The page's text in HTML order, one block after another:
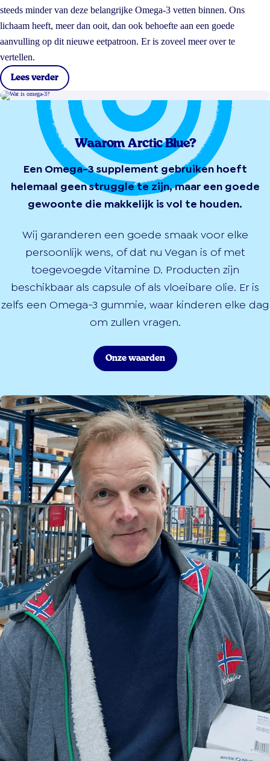
steeds minder van deze belangrijke Omega-3 vetten binnen. Ons
lichaam heeft, meer dan ooit, dan ook behoefte aan een goede
aanvulling op dit nieuwe eetpatroon. Er is zoveel meer over te
vertellen.
Lees verder
Waarom Arctic Blue?
Een Omega-3 supplement gebruiken hoeft
helemaal geen struggle te zijn, maar een goede
gewoonte die makkelijk is vol te houden.
Wij garanderen een goede smaak voor elke
persoonlijk wens, of dat nu Vegan is of met
toegevoegde Vitamine D. Producten zijn
beschikbaar als capsule of als vloeibare olie. Er is
zelfs een Omega-3 gummie, waar kinderen elke dag
om zullen vragen.
Onze waarden